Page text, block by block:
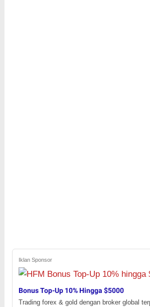
Iklan Sponsor
Bonus Top-Up 10% Hingga $5000
Trading forex & gold dengan broker global